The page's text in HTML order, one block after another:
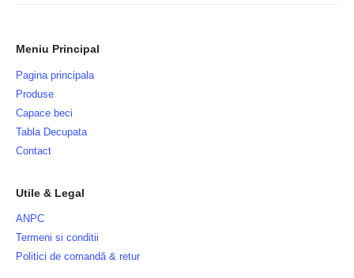
Meniu Principal
Pagina principala
Produse
Capace beci
Tabla Decupata
Contact
Utile & Legal
ANPC
Termeni si conditii
Politici de comandă & retur